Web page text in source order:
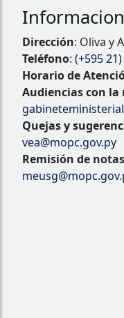
Dirección: Oliva y
Teléfono: (+595
Horario de
Audiencias con
Quejas y
vea@mopc.gov.py
Remisión de